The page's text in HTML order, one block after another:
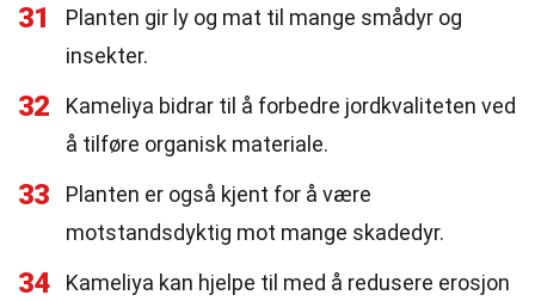
31
Planten gir ly og mat til mange smådyr og
insekter.
32
Kameliya bidrar til å forbedre jordkvaliteten ved
å tilføre organisk materiale.
33
Planten er også kjent for å være
motstandsdyktig mot mange skadedyr.
34
Kameliya kan hjelpe til med å redusere erosjon